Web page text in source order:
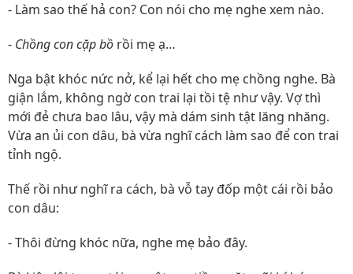
- Làm sao thế hả con? Con nói cho mẹ nghe xem nào.
- Chồng con cặp bồ rồi mẹ ạ…
Nga bật khóc nức nở, kể lại hết cho mẹ chồng nghe. Bà
giận lắm, không ngờ con trai lại tồi tệ như vậy. Vợ thì
mới đẻ chưa bao lâu, vậy mà dám sinh tật lăng nhăng.
Vừa an ủi con dâu, bà vừa nghĩ cách làm sao để con trai
tỉnh ngộ.
Thế rồi như nghĩ ra cách, bà vỗ tay đốp một cái rồi bảo
con dâu:
- Thôi đừng khóc nữa, nghe mẹ bảo đây.